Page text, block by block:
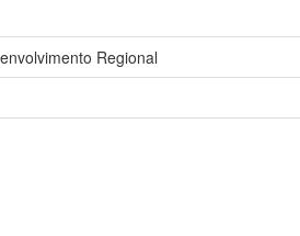
Regional